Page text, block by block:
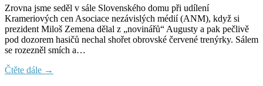
Zrovna jsme seděl v sále Slovenského domu při udílení
Krameriových cen Asociace nezávislých médií (ANM), když si
prezident Miloš Zemena dělal z „novinářů“ Augusty a pak pečlivě
pod dozorem hasičů nechal shořet obrovské červené trenýrky. Sálem
se rozezněl smích a…
Čtěte dále →